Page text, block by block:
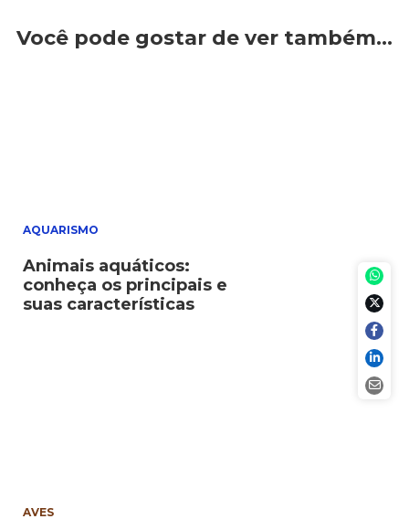
Você pode gostar de ver também…
AQUARISMO
Animais aquáticos:
conheça os principais e
suas características
AVES